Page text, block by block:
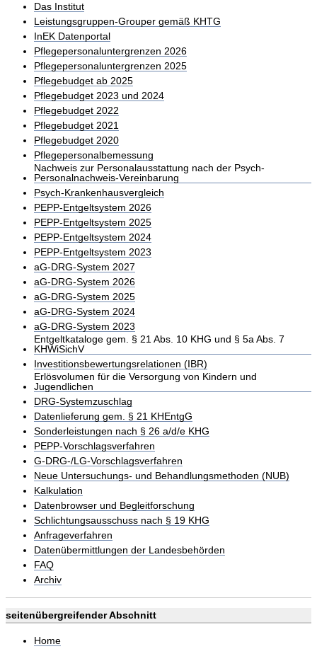
Das Institut
Leistungsgruppen-Grouper gemäß KHTG
InEK Datenportal
Pflegepersonaluntergrenzen 2026
Pflegepersonaluntergrenzen 2025
Pflegebudget ab 2025
Pflegebudget 2023 und 2024
Pflegebudget 2022
Pflegebudget 2021
Pflegebudget 2020
Pflegepersonalbemessung
Nachweis zur Personalausstattung nach der Psych-
Personalnachweis-Vereinbarung
Psych-Krankenhausvergleich
PEPP-Entgeltsystem 2026
PEPP-Entgeltsystem 2025
PEPP-Entgeltsystem 2024
PEPP-Entgeltsystem 2023
aG-DRG-System 2027
aG-DRG-System 2026
aG-DRG-System 2025
aG-DRG-System 2024
aG-DRG-System 2023
Entgeltkataloge gem. § 21 Abs. 10 KHG und § 5a Abs. 7
KHWiSichV
Investitionsbewertungsrelationen (IBR)
Erlösvolumen für die Versorgung von Kindern und
Jugendlichen
DRG-Systemzuschlag
Datenlieferung gem. § 21 KHEntgG
Sonderleistungen nach § 26 a/d/e KHG
PEPP-Vorschlagsverfahren
G-DRG-/LG-Vorschlagsverfahren
Neue Untersuchungs- und Behandlungsmethoden (NUB)
Kalkulation
Datenbrowser und Begleitforschung
Schlichtungsausschuss nach § 19 KHG
Anfrageverfahren
Datenübermittlungen der Landesbehörden
FAQ
Archiv
seitenübergreifender Abschnitt
Home